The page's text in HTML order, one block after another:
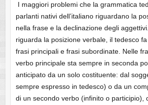
I maggiori problemi che la grammatica
parlanti nativi dell’italiano riguardano la
nella frase e la declinazione degli
riguarda la posizione verbale, il tedesco
frasi principali e frasi subordinate. Nelle
verbo principale sta sempre in seconda
anticipato da un solo costituente: dal
sempre espresso in tedesco) o da un
di un secondo verbo (infinito o participio),